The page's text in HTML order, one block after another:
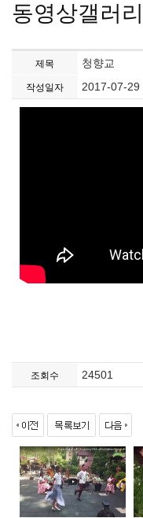
동영상갤러리
제목 청향교
작성일자 2017-07-29
조회수 24501